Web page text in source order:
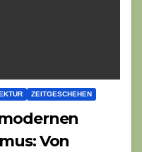
ZEITGESCHEHEN
Von